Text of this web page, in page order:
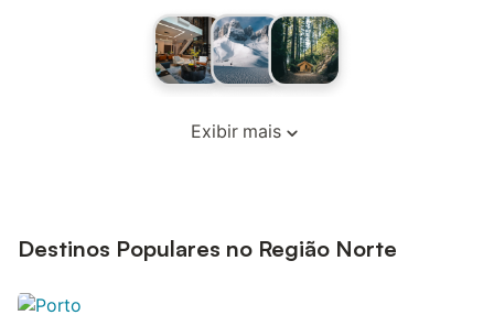
Exibir mais
Destinos Populares no Região Norte